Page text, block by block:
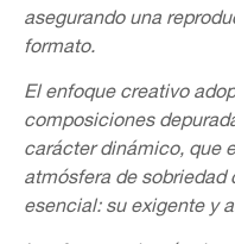
asegurando una
formato.
El enfoque creativo
composiciones
carácter dinámico, que
atmósfera de
esencial: su exigente y